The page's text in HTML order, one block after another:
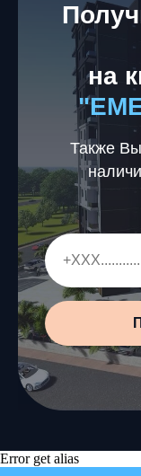
на
Также
Error get alias